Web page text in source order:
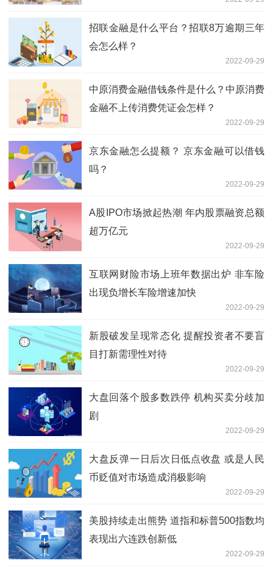
招联金融是什么平台？招联8万逾期三年
会怎么样？
2022-09-29
中原消费金融借钱条件是什么？中原消费
金融不上传消费凭证会怎样？
2022-09-29
京东金融怎么提额？ 京东金融可以借钱
吗？
2022-09-29
A股IPO市场掀起热潮 年内股票融资总额
超万亿元
2022-09-29
互联网财险市场上班年数据出炉 非车险
出现负增长车险增速加快
2022-09-29
新股破发呈现常态化 提醒投资者不要盲
目打新需理性对待
2022-09-29
大盘回落个股多数跌停 机构买卖分歧加
剧
2022-09-29
大盘反弹一日后次日低点收盘 或是人民
币贬值对市场造成消极影响
2022-09-29
美股持续走出熊势 道指和标普500指数均
表现出六连跌创新低
2022-09-29